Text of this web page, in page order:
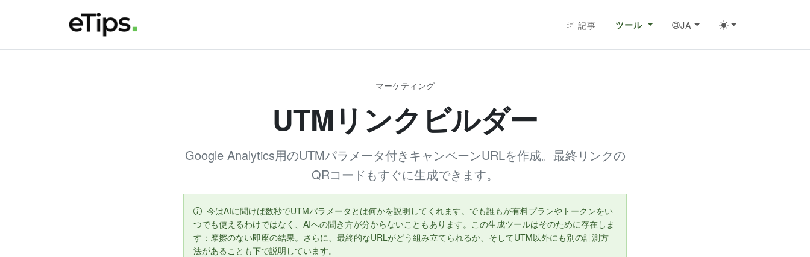
記事 ツール JA
マーケティング
UTMリンクビルダー
Google Analytics用のUTMパラメータ付きキャンペーンURLを作成。最終リンクの
QRコードもすぐに生成できます。
今はAIに聞けば数秒でUTMパラメータとは何かを説明してくれます。でも誰もが有料プランやトークンをい
つでも使えるわけではなく、AIへの聞き方が分からないこともあります。この生成ツールはそのために存在しま
す：摩擦のない即座の結果。さらに、最終的なURLがどう組み立てられるか、そしてUTM以外にも別の計測方
法があることも下で説明しています。